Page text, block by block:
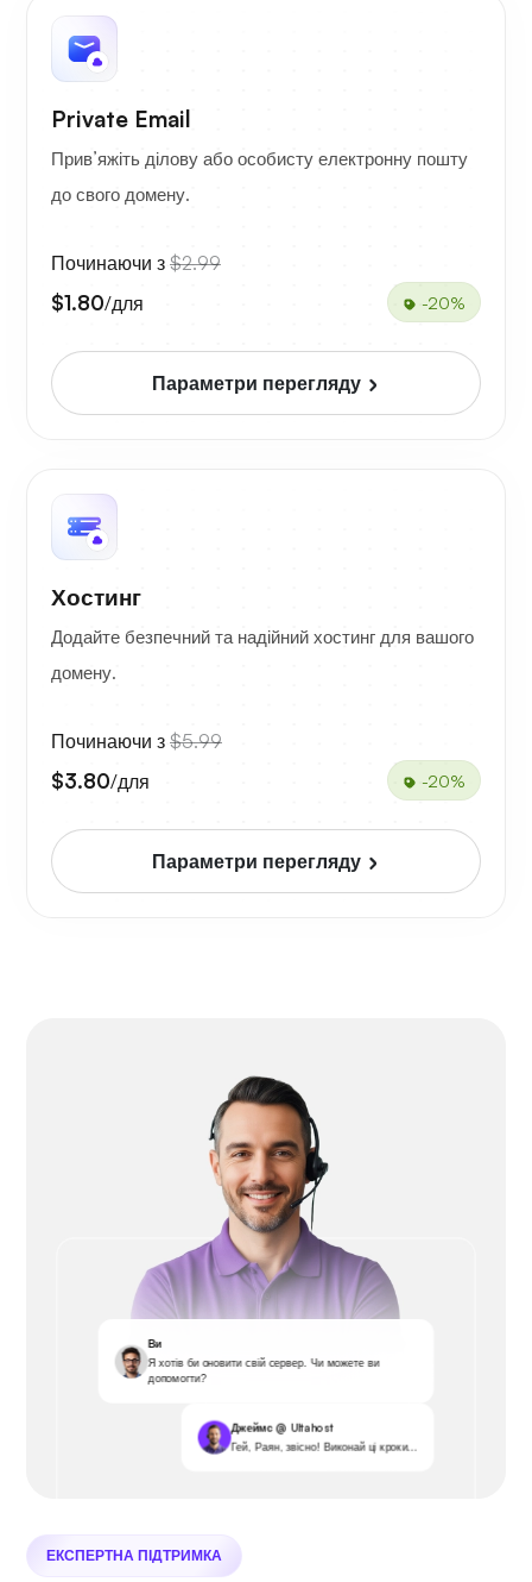
Private Email
Прив’яжіть ділову або особисту електронну пошту
до свого домену.
Починаючи з $2.99
$1.80/для -20%
Параметри перегляду
Хостинг
Додайте безпечний та надійний хостинг для вашого
домену.
Починаючи з $5.99
$3.80/для -20%
Параметри перегляду
Ви
Я хотів би оновити свій сервер. Чи можете ви
допомогти?
Джеймс @ Ultahost
Гей, Раян, звісно! Виконай ці кроки...
ЕКСПЕРТНА ПІДТРИМКА